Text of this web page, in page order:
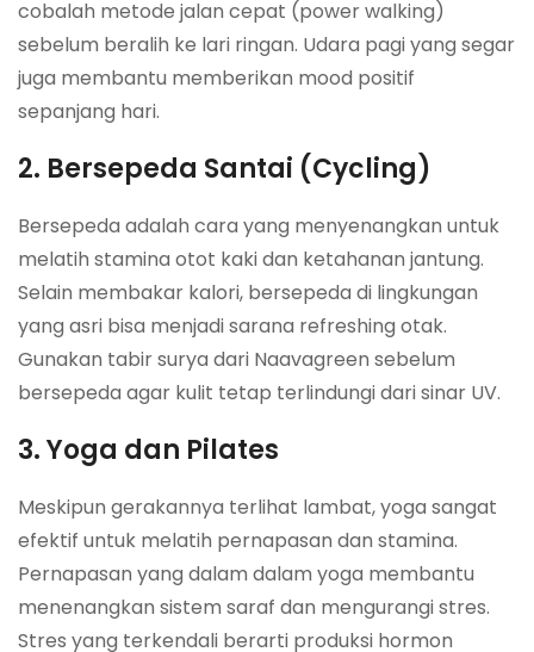
cobalah metode jalan cepat (power walking)
sebelum beralih ke lari ringan. Udara pagi yang segar
juga membantu memberikan mood positif
sepanjang hari.
2. Bersepeda Santai (Cycling)
Bersepeda adalah cara yang menyenangkan untuk
melatih stamina otot kaki dan ketahanan jantung.
Selain membakar kalori, bersepeda di lingkungan
yang asri bisa menjadi sarana refreshing otak.
Gunakan tabir surya dari Naavagreen sebelum
bersepeda agar kulit tetap terlindungi dari sinar UV.
3. Yoga dan Pilates
Meskipun gerakannya terlihat lambat, yoga sangat
efektif untuk melatih pernapasan dan stamina.
Pernapasan yang dalam dalam yoga membantu
menenangkan sistem saraf dan mengurangi stres.
Stres yang terkendali berarti produksi hormon